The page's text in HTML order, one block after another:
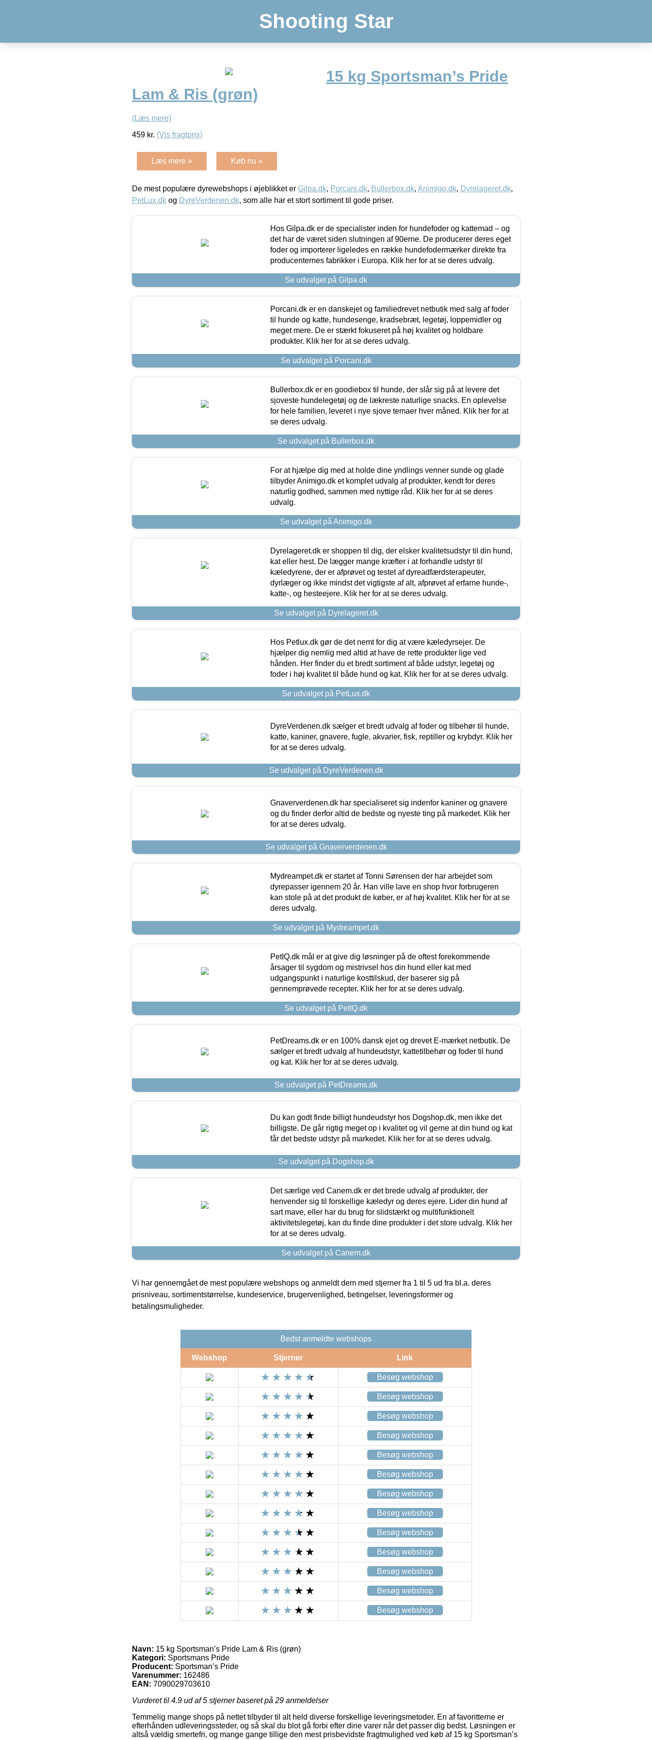
Shooting Star
15 kg Sportsman’s Pride
Lam & Ris (grøn)
(Læs mere)
459 kr. (Vis fragtpris)
Læs mere » Køb nu »
De mest populære dyrewebshops i øjeblikket er Gilpa.dk, Porcani.dk, Bullerbox.dk, Animigo.dk, Dyrelageret.dk,
PetLux.dk og DyreVerdenen.dk, som alle har et stort sortiment til gode priser.
Hos Gilpa.dk er de specialister inden for hundefoder og kattemad – og
det har de været siden slutningen af 90erne. De producerer deres eget
foder og importerer ligeledes en række hundefodermærker direkte fra
producenternes fabrikker i Europa. Klik her for at se deres udvalg.
Se udvalget på Gilpa.dk
Porcani.dk er en danskejet og familiedrevet netbutik med salg af foder
til hunde og katte, hundesenge, kradsebræt, legetøj, loppemidler og
meget mere. De er stærkt fokuseret på høj kvalitet og holdbare
produkter. Klik her for at se deres udvalg.
Se udvalget på Porcani.dk
Bullerbox.dk er en goodiebox til hunde, der slår sig på at levere det
sjoveste hundelegetøj og de lækreste naturlige snacks. En oplevelse
for hele familien, leveret i nye sjove temaer hver måned. Klik her for at
se deres udvalg.
Se udvalget på Bullerbox.dk
For at hjælpe dig med at holde dine yndlings venner sunde og glade
tilbyder Animigo.dk et komplet udvalg af produkter, kendt for deres
naturlig godhed, sammen med nyttige råd. Klik her for at se deres
udvalg.
Se udvalget på Animigo.dk
Dyrelageret.dk er shoppen til dig, der elsker kvalitetsudstyr til din hund,
kat eller hest. De lægger mange kræfter i at forhandle udstyr til
kæledyrene, der er afprøvet og testet af dyreadfærdsterapeuter,
dyrlæger og ikke mindst det vigtigste af alt, afprøvet af erfarne hunde-,
katte-, og hesteejere. Klik her for at se deres udvalg.
Se udvalget på Dyrelageret.dk
Hos Petlux.dk gør de det nemt for dig at være kæledyrsejer. De
hjælper dig nemlig med altid at have de rette produkter lige ved
hånden. Her finder du et bredt sortiment af både udstyr, legetøj og
foder i høj kvalitet til både hund og kat. Klik her for at se deres udvalg.
Se udvalget på PetLux.dk
DyreVerdenen.dk sælger et bredt udvalg af foder og tilbehør til hunde,
katte, kaniner, gnavere, fugle, akvarier, fisk, reptiller og krybdyr. Klik her
for at se deres udvalg.
Se udvalget på DyreVerdenen.dk
Gnaververdenen.dk har specialiseret sig indenfor kaniner og gnavere
og du finder derfor altid de bedste og nyeste ting på markedet. Klik her
for at se deres udvalg.
Se udvalget på Gnaververdenen.dk
Mydreampet.dk er startet af Tonni Sørensen der har arbejdet som
dyrepasser igennem 20 år. Han ville lave en shop hvor forbrugeren
kan stole på at det produkt de køber, er af høj kvalitet. Klik her for at se
deres udvalg.
Se udvalget på Mydreampet.dk
PetIQ.dk mål er at give dig løsninger på de oftest forekommende
årsager til sygdom og mistrivsel hos din hund eller kat med
udgangspunkt i naturlige kosttilskud, der baserer sig på
gennemprøvede recepter. Klik her for at se deres udvalg.
Se udvalget på PetIQ.dk
PetDreams.dk er en 100% dansk ejet og drevet E-mærket netbutik. De
sælger et bredt udvalg af hundeudstyr, kattetilbehør og foder til hund
og kat. Klik her for at se deres udvalg.
Se udvalget på PetDreams.dk
Du kan godt finde billigt hundeudstyr hos Dogshop.dk, men ikke det
billigste. De går rigtig meget op i kvalitet og vil gerne at din hund og kat
får det bedste udstyr på markedet. Klik her for at se deres udvalg.
Se udvalget på Dogshop.dk
Det særlige ved Canem.dk er det brede udvalg af produkter, der
henvender sig til forskellige kæledyr og deres ejere. Lider din hund af
sart mave, eller har du brug for slidstærkt og multifunktionelt
aktivitetslegetøj, kan du finde dine produkter i det store udvalg. Klik her
for at se deres udvalg.
Se udvalget på Canem.dk
Vi har gennemgået de mest populære webshops og anmeldt dem med stjerner fra 1 til 5 ud fra bl.a. deres
prisniveau, sortimentstørrelse, kundeservice, brugervenlighed, betingelser, leveringsformer og
betalingsmuligheder.
Bedst anmeldte webshops
Webshop Stjerner Link
Besøg webshop
Besøg webshop
Besøg webshop
Besøg webshop
Besøg webshop
Besøg webshop
Besøg webshop
Besøg webshop
Besøg webshop
Besøg webshop
Besøg webshop
Besøg webshop
Besøg webshop
Navn: 15 kg Sportsman’s Pride Lam & Ris (grøn)
Kategori: Sportsmans Pride
Producent: Sportsman’s Pride
Varenummer: 162486
EAN: 7090029703610
Vurderet til 4.9 ud af 5 stjerner baseret på 29 anmeldelser
Temmelig mange shops på nettet tilbyder til alt held diverse forskellige leveringsmetoder. En af favoritterne er
efterhånden udleveringssteder, og så skal du blot gå forbi efter dine varer når det passer dig bedst. Løsningen er
altså vældig smertefri, og mange gange tillige den mest prisbevidste fragtmulighed ved køb af 15 kg Sportsman’s